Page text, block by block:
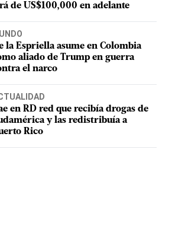
de US$100,000 en adelante
la Espriella asume en Colombia
aliado de Trump en guerra
el narco
en RD red que recibía drogas de
y las redistribuía a
Rico